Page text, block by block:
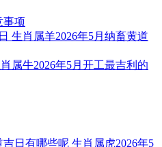
事项
生肖属羊2026年5月纳畜黄道
属牛2026年5月开工最吉利的
日有哪些呢 生肖属虎2026年5